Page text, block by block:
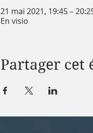
21 mai 2021, 19:45 –
En visio
Partager cet